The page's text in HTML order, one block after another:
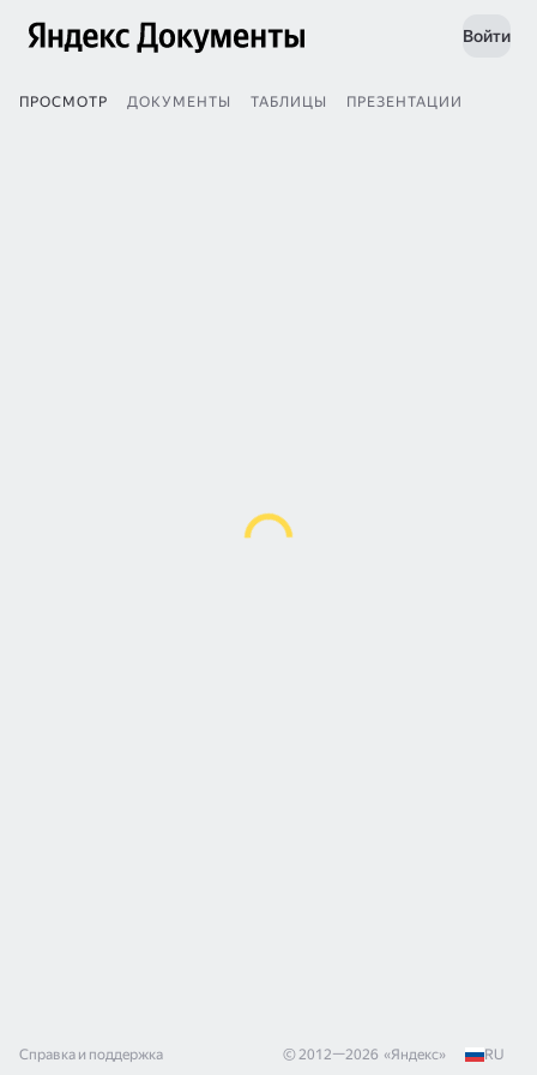
Войти
ПРОСМОТР ДОКУМЕНТЫ ТАБЛИЦЫ ПРЕЗЕНТАЦИИ
Справка и поддержка © 2012—2026 «Яндекс» RU